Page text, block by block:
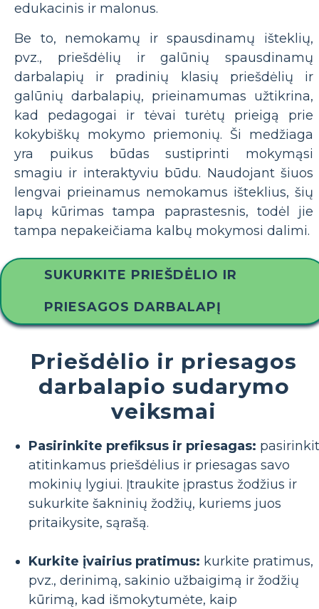
edukacinis ir malonus.
Be to, nemokamų ir spausdinamų išteklių,
pvz., priešdėlių ir galūnių spausdinamų
darbalapių ir pradinių klasių priešdėlių ir
galūnių darbalapių, prieinamumas užtikrina,
kad pedagogai ir tėvai turėtų prieigą prie
kokybiškų mokymo priemonių. Ši medžiaga
yra puikus būdas sustiprinti mokymąsi
smagiu ir interaktyviu būdu. Naudojant šiuos
lengvai prieinamus nemokamus išteklius, šių
lapų kūrimas tampa paprastesnis, todėl jie
tampa nepakeičiama kalbų mokymosi dalimi.
SUKURKITE PRIEŠDĖLIO IR
PRIESAGOS DARBALAPĮ
Priešdėlio ir priesagos
darbalapio sudarymo
veiksmai
Pasirinkite prefiksus ir priesagas:
atitinkamus priešdėlius ir priesagas savo
mokinių lygiui. Įtraukite įprastus žodžius ir
sukurkite šakninių žodžių, kuriems juos
pritaikysite, sąrašą.
Kurkite įvairius pratimus: kurkite pratimus,
pvz., derinimą, sakinio užbaigimą ir žodžių
kūrimą, kad išmokytumėte, kaip